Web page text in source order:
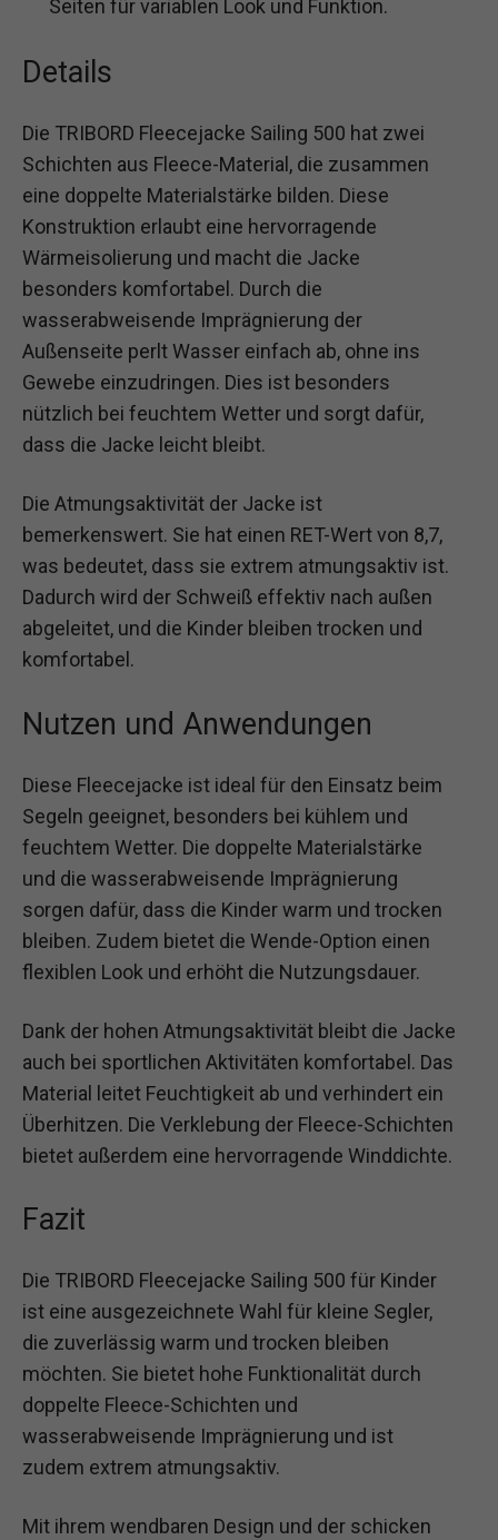
Seiten für variablen Look und Funktion.
Details
Die TRIBORD Fleecejacke Sailing 500 hat zwei
Schichten aus Fleece-Material, die zusammen
eine doppelte Materialstärke bilden. Diese
Konstruktion erlaubt eine hervorragende
Wärmeisolierung und macht die Jacke
besonders komfortabel. Durch die
wasserabweisende Imprägnierung der
Außenseite perlt Wasser einfach ab, ohne ins
Gewebe einzudringen. Dies ist besonders
nützlich bei feuchtem Wetter und sorgt dafür,
dass die Jacke leicht bleibt.
Die Atmungsaktivität der Jacke ist
bemerkenswert. Sie hat einen RET-Wert von 8,7,
was bedeutet, dass sie extrem atmungsaktiv ist.
Dadurch wird der Schweiß effektiv nach außen
abgeleitet, und die Kinder bleiben trocken und
komfortabel.
Nutzen und Anwendungen
Diese Fleecejacke ist ideal für den Einsatz beim
Segeln geeignet, besonders bei kühlem und
feuchtem Wetter. Die doppelte Materialstärke
und die wasserabweisende Imprägnierung
sorgen dafür, dass die Kinder warm und trocken
bleiben. Zudem bietet die Wende-Option einen
flexiblen Look und erhöht die Nutzungsdauer.
Dank der hohen Atmungsaktivität bleibt die Jacke
auch bei sportlichen Aktivitäten komfortabel. Das
Material leitet Feuchtigkeit ab und verhindert ein
Überhitzen. Die Verklebung der Fleece-Schichten
bietet außerdem eine hervorragende Winddichte.
Fazit
Die TRIBORD Fleecejacke Sailing 500 für Kinder
ist eine ausgezeichnete Wahl für kleine Segler,
die zuverlässig warm und trocken bleiben
möchten. Sie bietet hohe Funktionalität durch
doppelte Fleece-Schichten und
wasserabweisende Imprägnierung und ist
zudem extrem atmungsaktiv.
Mit ihrem wendbaren Design und der schicken